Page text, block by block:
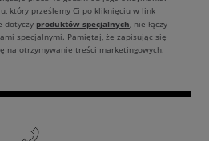
który prześlemy Ci po kliknięciu w link
dotyczy produktów specjalnych, nie łączy
specjalnymi. Pamiętaj, że zapisując się
na otrzymywanie treści marketingowych.